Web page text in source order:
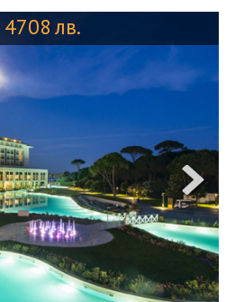
КОНТАКТИ
Запитване
4708 лв.